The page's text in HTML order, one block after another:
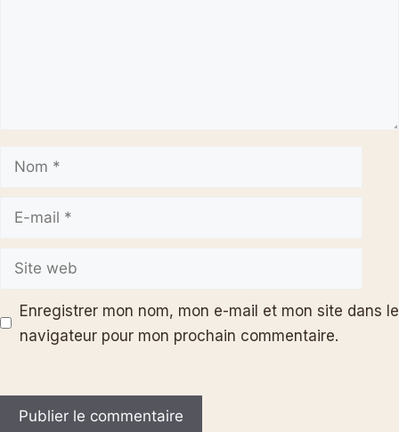
mail
web
Enregistrer mon nom, mon e-mail et mon site dans le
navigateur pour mon prochain commentaire.